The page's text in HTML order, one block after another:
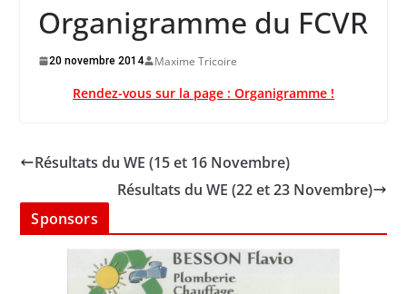
Organigramme du FCVR
20 novembre 2014 Maxime Tricoire
Rendez-vous sur la page : Organigramme !
Résultats du WE (15 et 16 Novembre)
Résultats du WE (22 et 23 Novembre)
Sponsors